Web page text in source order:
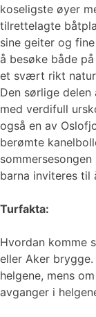
koseligste øyer
tilrettelagte
sine geiter og
å besøke både
et svært rikt
Den sørlige
med verdifull
også en av
berømte
barna inviteres til
Turfakta:
Hvordan komme
eller Aker
helgene, mens
avganger i